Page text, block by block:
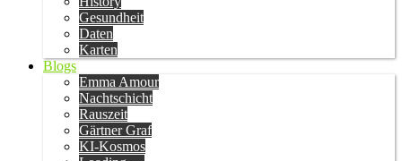
Gesundheit
Daten
Karten
Blogs
Emma Amour
Nachtschicht
Rauszeit
Gärtner Graf
KI-Kosmos